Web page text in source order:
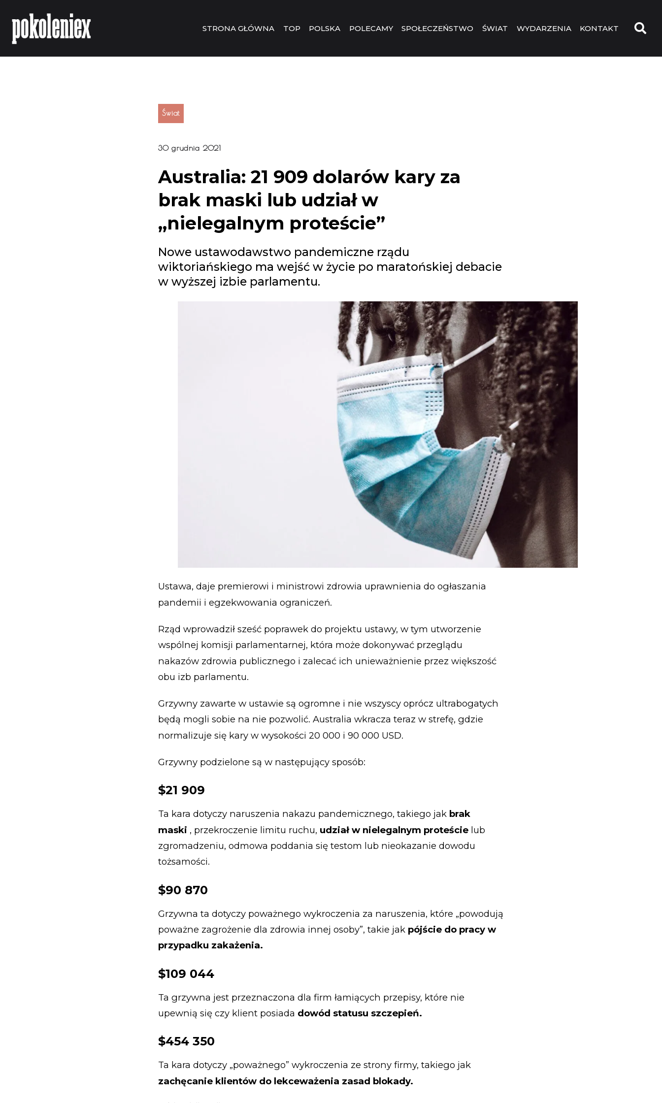
STRONA GŁÓWNA TOP POLSKA POLECAMY SPOŁECZEŃSTWO ŚWIAT WYDARZENIA KONTAKT
Świat
30 grudnia 2021
Australia: 21 909 dolarów kary za
brak maski lub udział w
„nielegalnym proteście”
Nowe ustawodawstwo pandemiczne rządu
wiktoriańskiego ma wejść w życie po maratońskiej debacie
w wyższej izbie parlamentu.
Ustawa, daje premierowi i ministrowi zdrowia uprawnienia do ogłaszania
pandemii i egzekwowania ograniczeń.
Rząd wprowadził sześć poprawek do projektu ustawy, w tym utworzenie
wspólnej komisji parlamentarnej, która może dokonywać przeglądu
nakazów zdrowia publicznego i zalecać ich unieważnienie przez większość
obu izb parlamentu.
Grzywny zawarte w ustawie są ogromne i nie wszyscy oprócz ultrabogatych
będą mogli sobie na nie pozwolić. Australia wkracza teraz w strefę, gdzie
normalizuje się kary w wysokości 20 000 i 90 000 USD.
Grzywny podzielone są w następujący sposób:
$21 909
Ta kara dotyczy naruszenia nakazu pandemicznego, takiego jak brak
maski , przekroczenie limitu ruchu, udział w nielegalnym proteście lub
zgromadzeniu, odmowa poddania się testom lub nieokazanie dowodu
tożsamości.
$90 870
Grzywna ta dotyczy poważnego wykroczenia za naruszenia, które „powodują
poważne zagrożenie dla zdrowia innej osoby”, takie jak pójście do pracy w
przypadku zakażenia.
$109 044
Ta grzywna jest przeznaczona dla firm łamiących przepisy, które nie
upewnią się czy klient posiada dowód statusu szczepień.
$454 350
Ta kara dotyczy „poważnego” wykroczenia ze strony firmy, takiego jak
zachęcanie klientów do lekceważenia zasad blokady.